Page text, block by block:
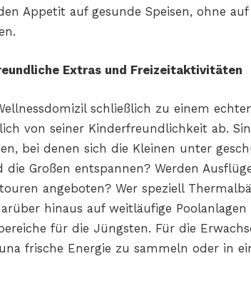
Appetit auf gesunde Speisen, ohne
Extras und Freizeitaktivitäten
schließlich zu einem
von seiner Kinderfreundlichkeit ab.
bei denen sich die Kleinen unter
die Großen entspannen? Werden
angeboten? Wer speziell
hinaus auf weitläufige
für die Jüngsten. Für die
frische Energie zu sammeln oder in